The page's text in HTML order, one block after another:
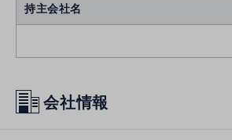
持主会社名
会社情報